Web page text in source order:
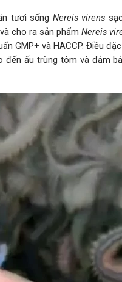
tươi sống Nereis virens
cho ra sản phẩm Nereis
GMP+ và HACCP. Điều
ấu trùng tôm và đảm